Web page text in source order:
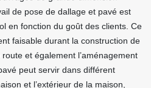
de pose de dallage et pavé est
en fonction du goût des clients. Ce
faisable durant la construction de
et également l’aménagement
peut servir dans différent
et l’extérieur de la maison,